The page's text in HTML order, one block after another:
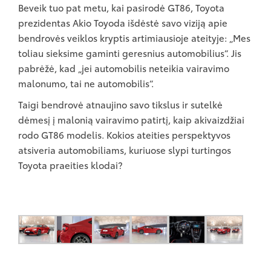
Beveik tuo pat metu, kai pasirodė GT86, Toyota
prezidentas Akio Toyoda išdėstė savo viziją apie
bendrovės veiklos kryptis artimiausioje ateityje: „Mes
toliau sieksime gaminti geresnius automobilius“. Jis
pabrėžė, kad „jei automobilis neteikia vairavimo
malonumo, tai ne automobilis“.
Taigi bendrovė atnaujino savo tikslus ir sutelkė
dėmesį į malonią vairavimo patirtį, kaip akivaizdžiai
rodo GT86 modelis. Kokios ateities perspektyvos
atsiveria automobiliams, kuriuose slypi turtingos
Toyota praeities klodai?